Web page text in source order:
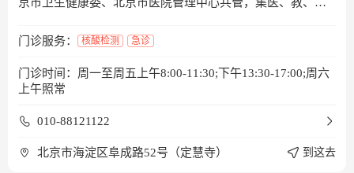
的研究型医院。医院编制病床1000张，设有36个临床科室，
次，年收治患者11.8万人次，手术2.16万例。全院职工2800
余人，拥有2位中国工程院院士，2位中国医学科学院学部委
后获国家杰出青年基金，4人获国家优秀青年基金，400余人
次入选各级各类人才项目。院所在肿瘤基础理论、诊断与治
门诊服务： 核酸检测 急诊
门诊时间：周一至周五上午8:00-11:30;下午13:30-17:00;周六
上午照常
010-88121122
北京市海淀区阜成路52号（定慧寺） 到这去